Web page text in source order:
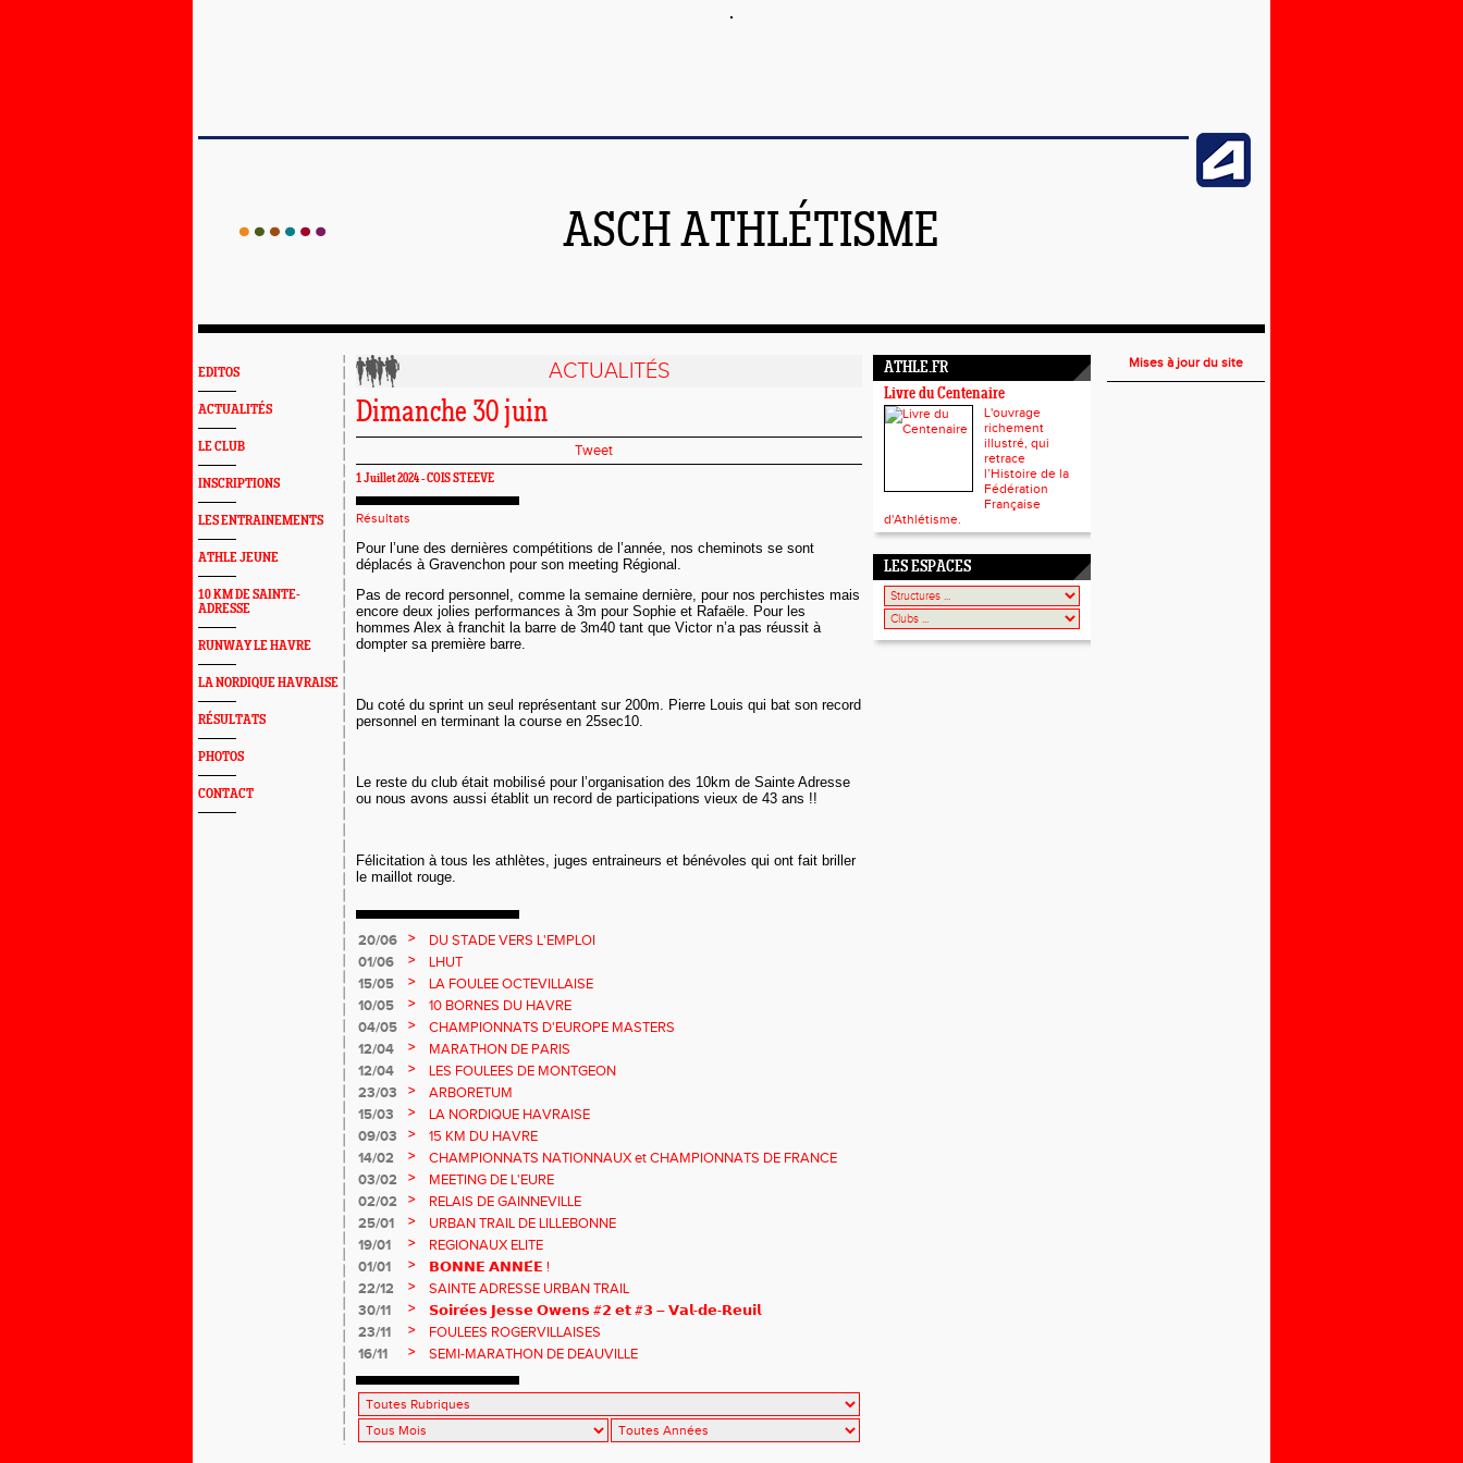
ASCH ATHLÉTISME
EDITOS
ACTUALITÉS
LE CLUB
INSCRIPTIONS
LES ENTRAINEMENTS
ATHLE JEUNE
10 KM DE SAINTE-
ADRESSE
RUNWAY LE HAVRE
LA NORDIQUE HAVRAISE
RÉSULTATS
PHOTOS
CONTACT
ACTUALITÉS
Dimanche 30 juin
Tweet
1 Juillet 2024 -COIS STEEVE
Résultats
Pour l’une des dernières compétitions de l’année, nos cheminots se sont
déplacés à Gravenchon pour son meeting Régional.
Pas de record personnel, comme la semaine dernière, pour nos perchistes mais
encore deux jolies performances à 3m pour Sophie et Rafaële. Pour les
hommes Alex à franchit la barre de 3m40 tant que Victor n’a pas réussit à
dompter sa première barre.
Du coté du sprint un seul représentant sur 200m. Pierre Louis qui bat son record
personnel en terminant la course en 25sec10.
Le reste du club était mobilisé pour l’organisation des 10km de Sainte Adresse
ou nous avons aussi établit un record de participations vieux de 43 ans !!
Félicitation à tous les athlètes, juges entraineurs et bénévoles qui ont fait briller
le maillot rouge.
20/06 >
DU STADE VERS L'EMPLOI
01/06
>
LHUT
15/05
>
LA FOULEE OCTEVILLAISE
10/05
>
10 BORNES DU HAVRE
04/05
>
CHAMPIONNATS D'EUROPE MASTERS
12/04
>
MARATHON DE PARIS
12/04
>
LES FOULEES DE MONTGEON
23/03
>
ARBORETUM
15/03
>
LA NORDIQUE HAVRAISE
09/03
>
15 KM DU HAVRE
14/02
>
CHAMPIONNATS NATIONNAUX et CHAMPIONNATS DE FRANCE
MASTERS
03/02 >
MEETING DE L'EURE
02/02
>
RELAIS DE GAINNEVILLE
25/01
>
URBAN TRAIL DE LILLEBONNE
19/01
>
REGIONAUX ELITE
01/01
>
𝗕𝗢𝗡𝗡𝗘 𝗔𝗡𝗡𝗘́𝗘 !
22/12
>
SAINTE ADRESSE URBAN TRAIL
30/11
>
𝗦𝗼𝗶𝗿𝗲́𝗲𝘀 𝗝𝗲𝘀𝘀𝗲 𝗢𝘄𝗲𝗻𝘀 #𝟮 𝗲𝘁 #𝟯 – 𝗩𝗮𝗹-𝗱𝗲-𝗥𝗲𝘂𝗶𝗹
23/11
>
FOULEES ROGERVILLAISES
16/11
> SEMI-MARATHON DE DEAUVILLE
ATHLE.FR
Livre du Centenaire
L'ouvrage
richement
illustré, qui
retrace
l’Histoire de la
Fédération
Française
d'Athlétisme.
LES ESPACES
Mises à jour du site